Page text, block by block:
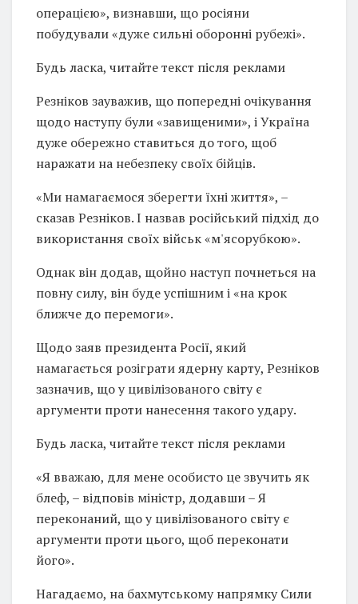
операцією», визнавши, що росіяни
побудували «дуже сильні оборонні рубежі».
Будь ласка, читайте текст після реклами
Резніков зауважив, що попередні очікування
щодо наступу були «завищеними», і Україна
дуже обережно ставиться до того, щоб
наражати на небезпеку своїх бійців.
«Ми намагаємося зберегти їхні життя», –
сказав Резніков. І назвав російський підхід до
використання своїх військ «м'ясорубкою».
Однак він додав, щойно наступ почнеться на
повну силу, він буде успішним і «на крок
ближче до перемоги».
Щодо заяв президента Росії, який
намагається розіграти ядерну карту, Резніков
зазначив, що у цивілізованого світу є
аргументи проти нанесення такого удару.
Будь ласка, читайте текст після реклами
«Я вважаю, для мене особисто це звучить як
блеф, – відповів міністр, додавши – Я
переконаний, що у цивілізованого світу є
аргументи проти цього, щоб переконати
його».
Нагадаємо, на бахмутському напрямку Сили